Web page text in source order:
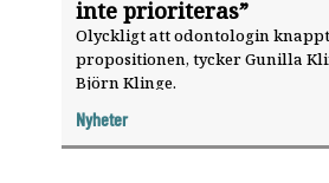
inte prioriteras”
Olyckligt att odontologin
propositionen, tycker Gunilla
Björn Klinge.
Nyheter